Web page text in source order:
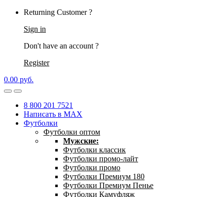
Returning Customer ?
Sign in
Don't have an account ?
Register
0.00 руб.
8 800 201 7521
Написать в MAX
Футболки
Футболки оптом
Мужские:
Футболки классик
Футболки промо-лайт
Футболки промо
Футболки Премиум 180
Футболки Премиум Пенье
Футболки Камуфляж